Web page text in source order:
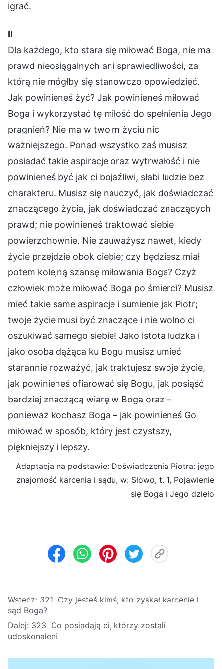
igrać.
Ⅱ
Dla każdego, kto stara się miłować Boga, nie ma
prawd nieosiągalnych ani sprawiedliwości, za
którą nie mógłby się stanowczo opowiedzieć.
Jak powinieneś żyć? Jak powinieneś miłować
Boga i wykorzystać tę miłość do spełnienia Jego
pragnień? Nie ma w twoim życiu nic
ważniejszego. Ponad wszystko zaś musisz
posiadać takie aspiracje oraz wytrwałość i nie
powinieneś być jak ci bojaźliwi, słabi ludzie bez
charakteru. Musisz się nauczyć, jak doświadczać
znaczącego życia, jak doświadczać znaczących
prawd; nie powinieneś traktować siebie
powierzchownie. Nie zauważysz nawet, kiedy
życie przejdzie obok ciebie; czy będziesz miał
potem kolejną szansę miłowania Boga? Czyż
człowiek może miłować Boga po śmierci? Musisz
mieć takie same aspiracje i sumienie jak Piotr;
twoje życie musi być znaczące i nie wolno ci
oszukiwać samego siebie! Jako istota ludzka i
jako osoba dążąca ku Bogu musisz umieć
starannie rozważyć, jak traktujesz swoje życie,
jak powinieneś ofiarować się Bogu, jak posiąść
bardziej znaczącą wiarę w Boga oraz –
ponieważ kochasz Boga – jak powinieneś Go
miłować w sposób, który jest czystszy,
piękniejszy i lepszy.
Adaptacja na podstawie: Doświadczenia Piotra: jego
znajomość karcenia i sądu, w: Słowo, t. 1, Pojawienie
się Boga i Jego dzieło
Wstecz: 321 Czy jesteś kimś, kto zyskał karcenie i
sąd Boga?
Dalej: 323 Co posiadają ci, którzy zostali
udoskonaleni